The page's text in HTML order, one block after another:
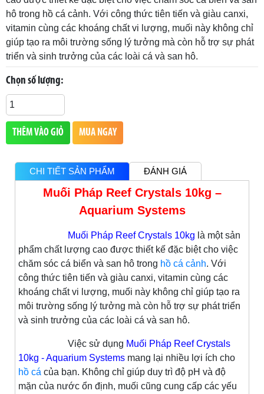
hô trong hồ cá cảnh. Với công thức tiên tiến và giàu canxi,
vitamin cùng các khoáng chất vi lượng, muối này không chỉ
giúp tạo ra môi trường sống lý tưởng mà còn hỗ trợ sự phát
triển và sinh trưởng của các loài cá và san hô.
Chọn số lượng:
THÊM VÀO GIỎ MUA NGAY
CHI TIẾT SẢN PHẨM ĐÁNH GIÁ
Muối Pháp Reef Crystals 10kg –
Aquarium Systems
Muối Pháp Reef Crystals 10kg là một sản
phẩm chất lượng cao được thiết kế đặc biệt cho việc
chăm sóc cá biển và san hô trong hồ cá cảnh. Với
công thức tiên tiến và giàu canxi, vitamin cùng các
khoáng chất vi lượng, muối này không chỉ giúp tạo ra
môi trường sống lý tưởng mà còn hỗ trợ sự phát triển
và sinh trưởng của các loài cá và san hô.
Việc sử dụng Muối Pháp Reef Crystals
10kg - Aquarium Systems mang lại nhiều lợi ích cho
hồ cá của bạn. Không chỉ giúp duy trì độ pH và độ
mặn của nước ổn định, muối cũng cung cấp các yếu